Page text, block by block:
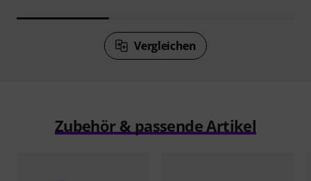
Vergleichen
Zubehör & passende Artikel